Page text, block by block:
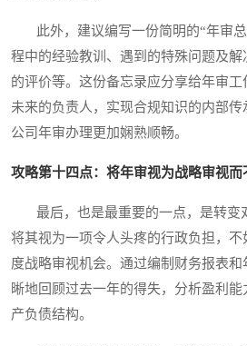
此外，建议编写一份简明的“年审总
程中的经验教训、遇到的特殊问题及
的评价等。这份备忘录应分享给年审
未来的负责人，实现合规知识的内部
公司年审办理更加娴熟顺畅。
攻略第十四点：将年审视为战略审视而
最后，也是最重要的一点，是转变
将其视为一项令人头疼的行政负担，
度战略审视机会。通过编制财务报表
晰地回顾过去一年的得失，分析盈利
产负债结构。